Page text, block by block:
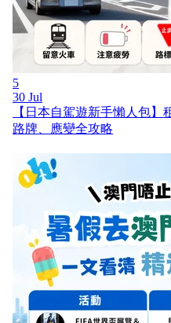
5
30 Jul
【日本自駕遊新手懶人包】
路牌、應變全攻略